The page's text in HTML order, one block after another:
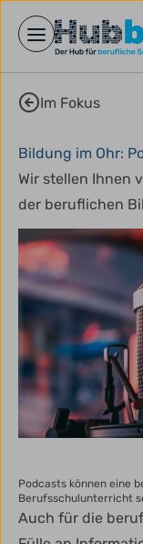
Open main
Im Fokus
Bildung im Ohr:
Wir stellen Ihnen
der beruflichen
Podcasts können eine
Berufsschulunterricht
Auch für die